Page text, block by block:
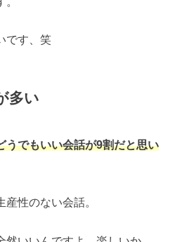
です、笑
多い
うでもいい会話が9割だと思い
性のない会話。